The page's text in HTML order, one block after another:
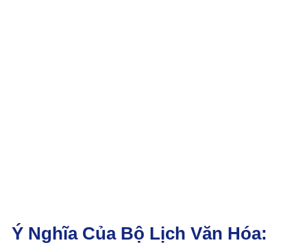
Ý Nghĩa Của Bộ Lịch Văn Hóa: